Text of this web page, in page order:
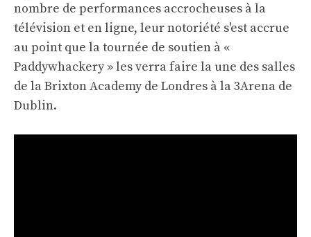
nombre de performances accrocheuses à la
télévision et en ligne, leur notoriété s'est accrue
au point que la tournée de soutien à «
Paddywhackery » les verra faire la une des salles
de la Brixton Academy de Londres à la 3Arena de
Dublin.